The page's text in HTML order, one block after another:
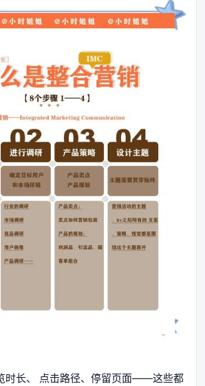
时长、 点击路径、停留页面——这些都